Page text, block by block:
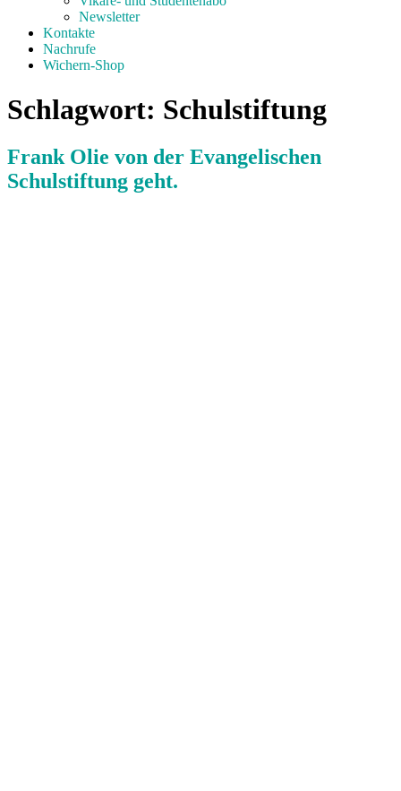
Newsletter
Kontakte
Nachrufe
Wichern-Shop
Schlagwort: Schulstiftung
Frank Olie von der Evangelischen
Schulstiftung geht.